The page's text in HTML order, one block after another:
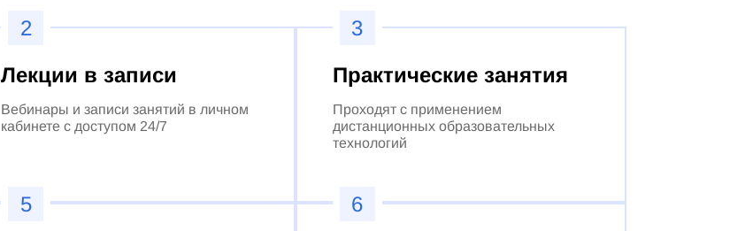
2
Лекции в записи
Вебинары и записи занятий в личном
кабинете с доступом 24/7
3
Практические занятия
Проходят с применением
дистанционных образовательных
технологий
5 6